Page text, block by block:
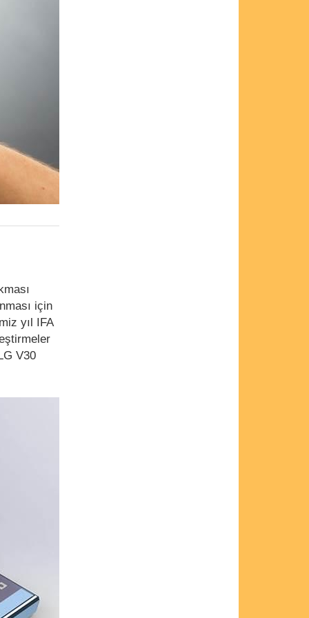
için
yıl IFA
V30